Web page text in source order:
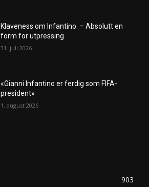
Klaveness om Infantino: – Absolutt en
form for utpressing
31. juli 2026
«Gianni Infantino er ferdig som FIFA-
president»
1. august 2026
903